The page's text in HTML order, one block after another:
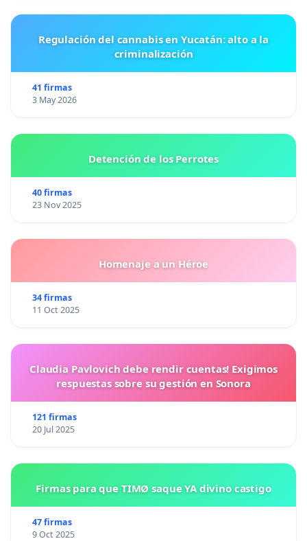
Regulación del cannabis en Yucatán: alto a la
criminalización
41 firmas
3 May 2026
Detención de los Perrotes
40 firmas
23 Nov 2025
Homenaje a un Héroe
34 firmas
11 Oct 2025
Claudia Pavlovich debe rendir cuentas! Exigimos
respuestas sobre su gestión en Sonora
121 firmas
20 Jul 2025
Firmas para que TIMØ saque YA divino castigo
47 firmas
9 Oct 2025